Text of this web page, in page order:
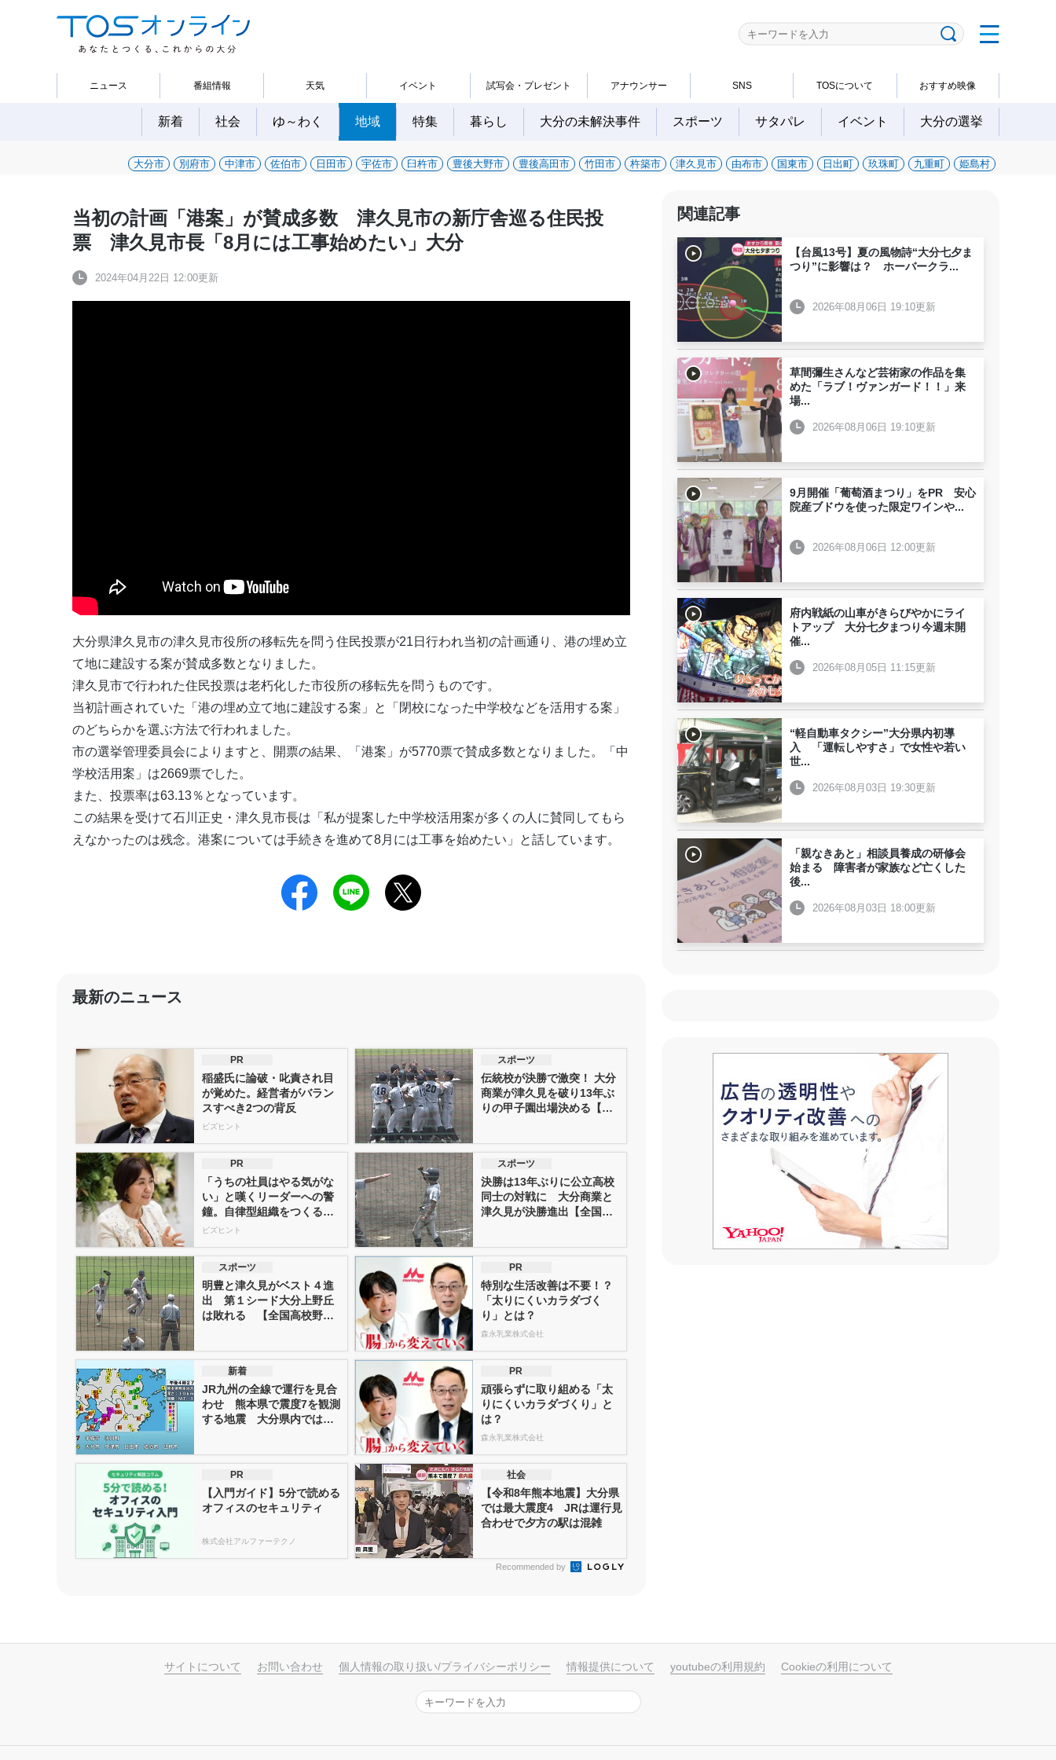
ニュース 番組情報 天気 イベント 試写会・プレゼント アナウンサー SNS TOSについて おすすめ映像
新着 社会 ゆ～わく 地域 特集 暮らし 大分の未解決事件 スポーツ サタパレ イベント 大分の選挙
大分市 別府市 中津市 佐伯市 日田市 宇佐市 臼杵市 豊後大野市 豊後高田市 竹田市 杵築市 津久見市 由布市 国東市 日出町 玖珠町 九重町 姫島村
当初の計画「港案」が賛成多数 津久見市の新庁舎巡る住民投
票 津久見市長「8月には工事始めたい」大分
2024年04月22日 12:00更新
大分県津久見市の津久見市役所の移転先を問う住民投票が21日行われ当初の計画通り、港の埋め立
て地に建設する案が賛成多数となりました。
津久見市で行われた住民投票は老朽化した市役所の移転先を問うものです。
当初計画されていた「港の埋め立て地に建設する案」と「閉校になった中学校などを活用する案」
のどちらかを選ぶ方法で行われました。
市の選挙管理委員会によりますと、開票の結果、「港案」が5770票で賛成多数となりました。「中
学校活用案」は2669票でした。
また、投票率は63.13％となっています。
この結果を受けて石川正史・津久見市長は「私が提案した中学校活用案が多くの人に賛同してもら
えなかったのは残念。港案については手続きを進めて8月には工事を始めたい」と話しています。
最新のニュース
PR
稲盛氏に論破・叱責され目
が覚めた。経営者がバラン
スすべき2つの背反
ビズヒント
スポーツ
伝統校が決勝で激突！ 大分
商業が津久見を破り13年ぶ
りの甲子園出場決める【全
PR
「うちの社員はやる気がな
い」と嘆くリーダーへの警
鐘。自律型組織をつくる前
に外せな...
ビズヒント
スポーツ
決勝は13年ぶりに公立高校
同士の対戦に 大分商業と
津久見が決勝進出【全国高
スポーツ
明豊と津久見がベスト４進
出 第１シード大分上野丘
は敗れる 【全国高校野球
PR
特別な生活改善は不要！？
「太りにくいカラダづく
り」とは？
森永乳業株式会社
新着
JR九州の全線で運行を見合
わせ 熊本県で震度7を観測
する地震 大分県内では最
PR
頑張らずに取り組める「太
りにくいカラダづくり」と
は？
森永乳業株式会社
PR
【入門ガイド】5分で読める
オフィスのセキュリティ
株式会社アルファーテクノ
社会
【令和8年熊本地震】大分県
では最大震度4 JRは運行見
合わせで夕方の駅は混雑
Recommended by
関連記事
【台風13号】夏の風物詩“大分七夕ま
つり”に影響は？ ホーバークラ...
2026年08月06日 19:10更新
草間彌生さんなど芸術家の作品を集
めた「ラブ！ヴァンガード！！」来
場...
2026年08月06日 19:10更新
9月開催「葡萄酒まつり」をPR 安心
院産ブドウを使った限定ワインや...
2026年08月06日 12:00更新
府内戦紙の山車がきらびやかにライ
トアップ 大分七夕まつり今週末開
催...
2026年08月05日 11:15更新
“軽自動車タクシー”大分県内初導
入 「運転しやすさ」で女性や若い
世...
2026年08月03日 19:30更新
「親なきあと」相談員養成の研修会
始まる 障害者が家族など亡くした
後...
2026年08月03日 18:00更新
サイトについて お問い合わせ 個人情報の取り扱い/プライバシーポリシー 情報提供について youtubeの利用規約 Cookieの利用について